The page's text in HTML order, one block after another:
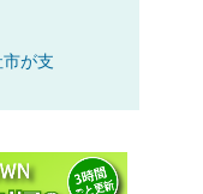
が支